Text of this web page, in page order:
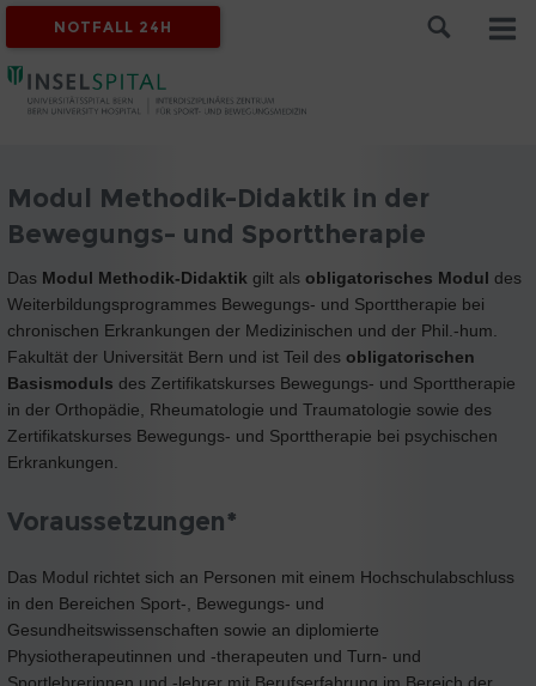
NOTFALL 24H
Modul Methodik-Didaktik in der
Bewegungs- und Sporttherapie
Das Modul Methodik-Didaktik gilt als obligatorisches Modul des
Weiterbildungsprogrammes Bewegungs- und Sporttherapie bei
chronischen Erkrankungen der Medizinischen und der Phil.-hum.
Fakultät der Universität Bern und ist Teil des obligatorischen
Basismoduls des Zertifikatskurses Bewegungs- und Sporttherapie
in der Orthopädie, Rheumatologie und Traumatologie sowie des
Zertifikatskurses Bewegungs- und Sporttherapie bei psychischen
Erkrankungen.
Voraussetzungen*
Das Modul richtet sich an Personen mit einem Hochschulabschluss
in den Bereichen Sport-, Bewegungs- und
Gesundheitswissenschaften sowie an diplomierte
Physiotherapeutinnen und -therapeuten und Turn- und